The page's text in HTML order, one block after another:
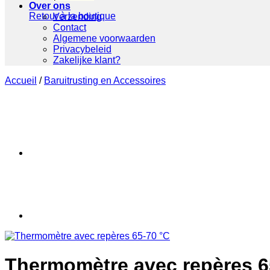
Retour à la boutique
Over ons
Verzending
Contact
Algemene voorwaarden
Privacybeleid
Zakelijke klant?
Accueil / Baruitrusting en Accessoires
Thermomètre avec repères